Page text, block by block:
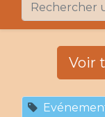
Voir